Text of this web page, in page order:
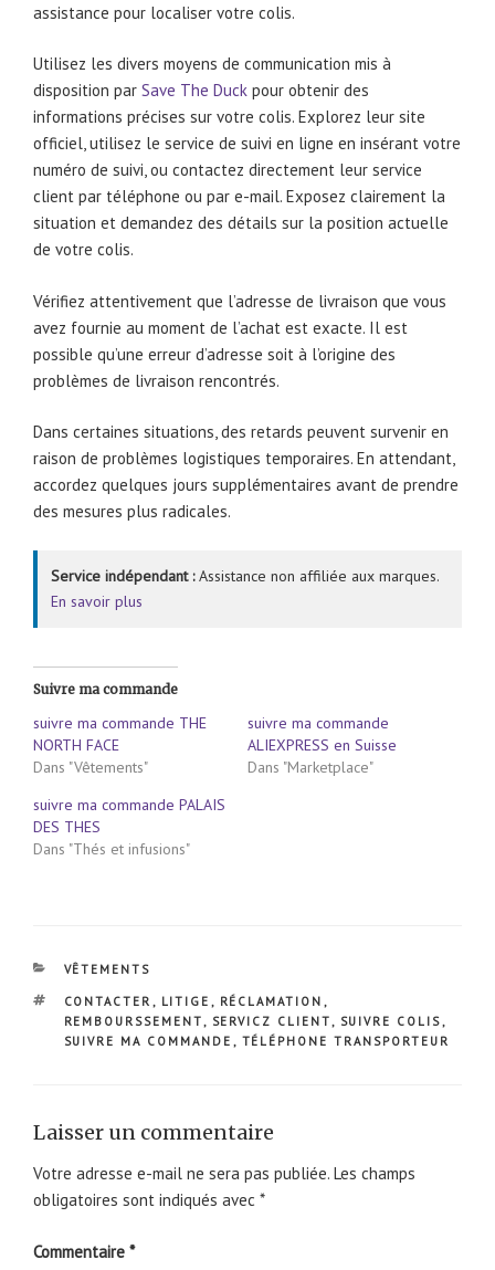
assistance pour localiser votre colis.
Utilisez les divers moyens de communication mis à
disposition par Save The Duck pour obtenir des
informations précises sur votre colis. Explorez leur site
officiel, utilisez le service de suivi en ligne en insérant votre
numéro de suivi, ou contactez directement leur service
client par téléphone ou par e-mail. Exposez clairement la
situation et demandez des détails sur la position actuelle
de votre colis.
Vérifiez attentivement que l’adresse de livraison que vous
avez fournie au moment de l’achat est exacte. Il est
possible qu’une erreur d’adresse soit à l’origine des
problèmes de livraison rencontrés.
Dans certaines situations, des retards peuvent survenir en
raison de problèmes logistiques temporaires. En attendant,
accordez quelques jours supplémentaires avant de prendre
des mesures plus radicales.
Service indépendant :Assistance non affiliée aux marques.
En savoir plus
Suivre ma commande
suivre ma commande THE
NORTH FACE
Dans "Vêtements"
suivre ma commande
ALIEXPRESS en Suisse
Dans "Marketplace"
suivre ma commande PALAIS
DES THES
Dans "Thés et infusions"
CATÉGORIES
VÊTEMENTS
ÉTIQUETTES
CONTACTER , LITIGE , RÉCLAMATION ,
REMBOURSSEMENT, SERVICZ CLIENT, SUIVRE COLIS,
SUIVRE MA COMMANDE , TÉLÉPHONE TRANSPORTEUR
Laisser un commentaire
Votre adresse e-mail ne sera pas publiée. Les champs
obligatoires sont indiqués avec *
Commentaire *